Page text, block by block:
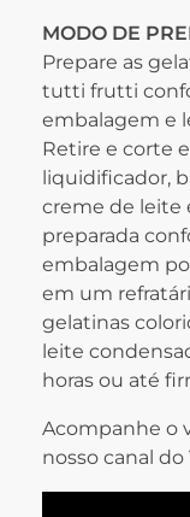
MODO DE
Prepare as
tutti frutti
embalagem e
Retire e corte
liquidificador,
creme de leite
preparada
embalagem
em um
gelatinas
leite
horas ou até
Acompanhe o
nosso canal do